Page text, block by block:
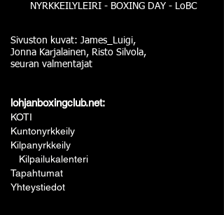
NYRKKEILYLEIRI - BOXING DAY - LoBC
Sivuston kuvat: James_Luigi,
Jonna Karjalainen, Risto Silvola,
seuran valmentajat
lohjanboxingclub.net:
KOTI
Kuntonyrkkeily
Kilpanyrkkeily
Kilpailukalenteri
Tapahtumat
Yhteystiedot